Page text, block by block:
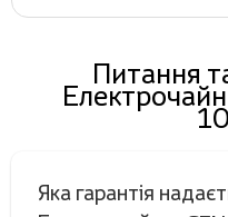
Питання
Яка гарантія